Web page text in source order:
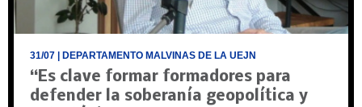
31/07 | DEPARTAMENTO MALVINAS DE LA UEJN
“Es clave formar formadores para
defender la soberanía geopolítica y